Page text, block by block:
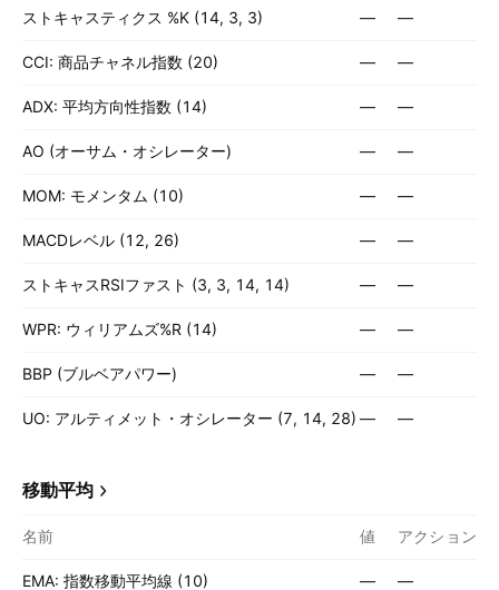
ストキャスティクス %K (14, 3, 3) — —
CCI: 商品チャネル指数 (20) — —
ADX: 平均方向性指数 (14) — —
AO (オーサム・オシレーター) — —
MOM: モメンタム (10) — —
MACDレベル (12, 26) — —
ストキャスRSIファスト (3, 3, 14, 14) — —
WPR: ウィリアムズ%R (14) — —
BBP (ブルベアパワー) — —
UO: アルティメット・オシレーター (7, 14, 28) — —
移動平均
名前 値 アクション
EMA: 指数移動平均線 (10) — —